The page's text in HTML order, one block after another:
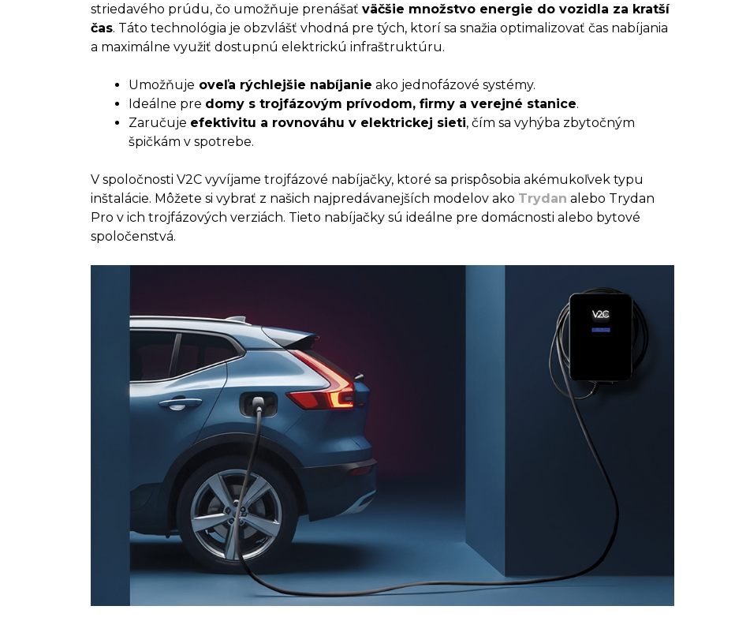
striedavého prúdu, čo umožňuje prenášať väčšie množstvo energie do vozidla za kratší
čas. Táto technológia je obzvlášť vhodná pre tých, ktorí sa snažia optimalizovať čas nabíjania
a maximálne využiť dostupnú elektrickú infraštruktúru.
Umožňuje oveľa rýchlejšie nabíjanie ako jednofázové systémy.
Ideálne pre domy s trojfázovým prívodom, firmy a verejné stanice.
Zaručuje efektivitu a rovnováhu v elektrickej sieti, čím sa vyhýba zbytočným
špičkám v spotrebe.
V spoločnosti V2C vyvíjame trojfázové nabíjačky, ktoré sa prispôsobia akémukoľvek typu
inštalácie. Môžete si vybrať z našich najpredávanejších modelov ako Trydan alebo Trydan
Pro v ich trojfázových verziách. Tieto nabíjačky sú ideálne pre domácnosti alebo bytové
spoločenstvá.